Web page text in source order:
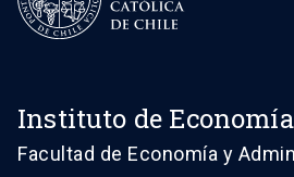
Instituto de Economía
Facultad de Economía y